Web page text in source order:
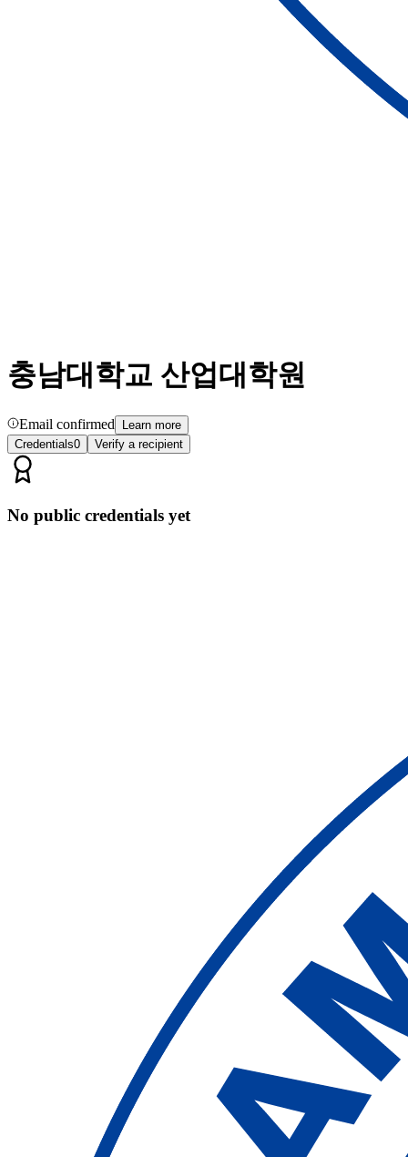
충남대학교 산업대학원
Email confirmed
Learn more
Credentials0 Verify a recipient
No public credentials yet